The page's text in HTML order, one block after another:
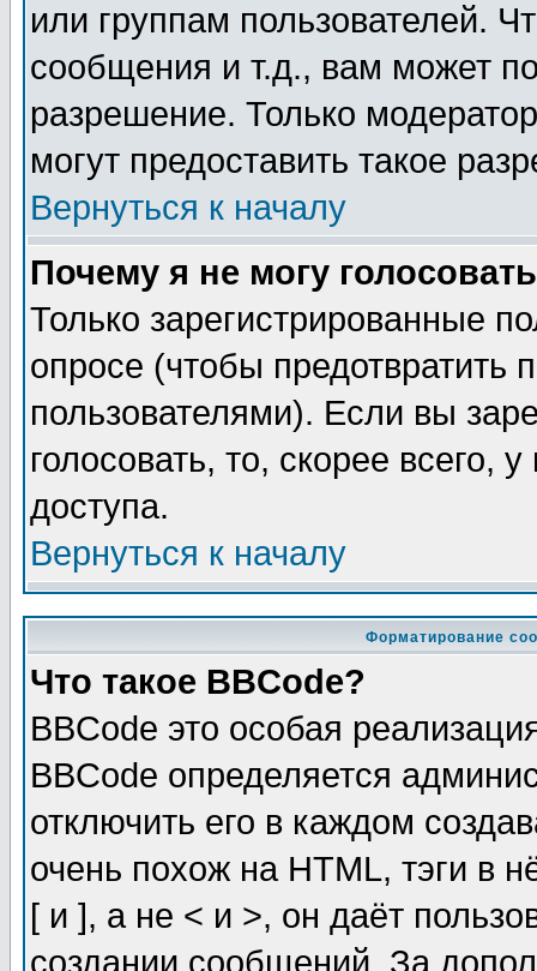
или группам пользователей.
сообщения и т.д., вам может
разрешение. Только
могут предоставить такое
Вернуться к началу
Почему я не могу
Только зарегистрированные
опросе (чтобы предотвратить
пользователями). Если вы
голосовать, то, скорее всего,
доступа.
Вернуться к началу
Форматирование
Что такое BBCode?
BBCode это особая
BBCode определяется
отключить его в каждом
очень похож на HTML, тэги в
[ и ], а не < и >, он даёт
создании сообщений. За